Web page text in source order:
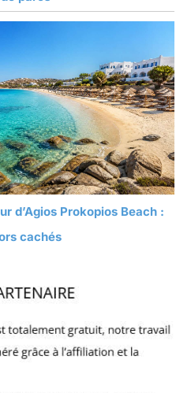
d’Agios Prokopios Beach :
cachés